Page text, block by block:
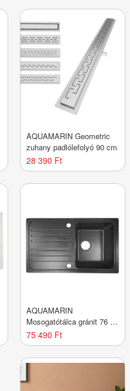
AQUAMARIN Geometric
zuhany padlólefolyó 90 cm
28 390 Ft
AQUAMARIN
Mosogatótálca gránit 76 x
46 cm fekete
75 490 Ft